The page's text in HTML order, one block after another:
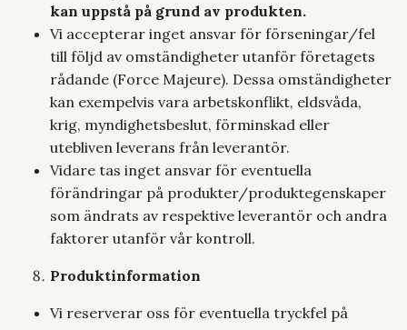
kan uppstå på grund av produkten.
Vi accepterar inget ansvar för förseningar/fel
till följd av omständigheter utanför företagets
rådande (Force Majeure). Dessa omständigheter
kan exempelvis vara arbetskonflikt, eldsvåda,
krig, myndighetsbeslut, förminskad eller
utebliven leverans från leverantör.
Vidare tas inget ansvar för eventuella
förändringar på produkter/produktegenskaper
som ändrats av respektive leverantör och andra
faktorer utanför vår kontroll.
Produktinformation
Vi reserverar oss för eventuella tryckfel på